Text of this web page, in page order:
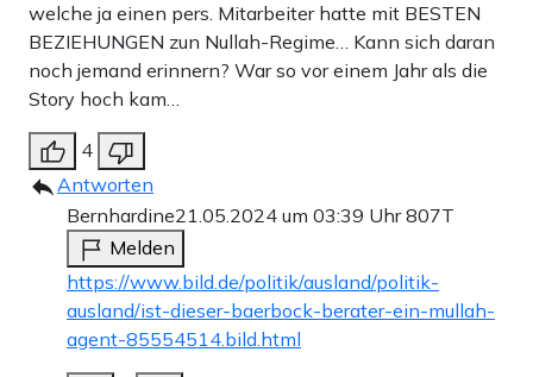
welche ja einen pers. Mitarbeiter hatte mit BESTEN
BEZIEHUNGEN zun Nullah-Regime… Kann sich daran
noch jemand erinnern? War so vor einem Jahr als die
Story hoch kam…
4
Antworten
Bernhardine21.05.2024 um 03:39 Uhr807T
Melden
https://www.bild.de/politik/ausland/politik-
ausland/ist-dieser-baerbock-berater-ein-mullah-
agent-85554514.bild.html